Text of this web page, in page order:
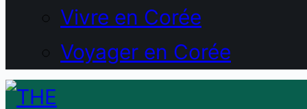
Vivre en Corée
Voyager en Corée